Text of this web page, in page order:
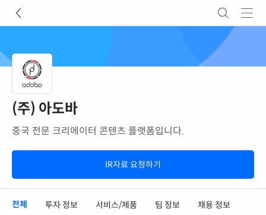
(주) 아도바
중국 전문 크리에이터 콘텐츠 플랫폼입니다.
IR자료 요청하기
전체 투자 정보 서비스/제품 팀 정보 채용 정보